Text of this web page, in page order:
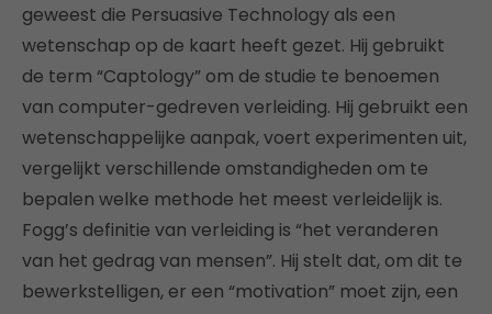
geweest die Persuasive Technology als een
wetenschap op de kaart heeft gezet. Hij gebruikt
de term “Captology” om de studie te benoemen
van computer-gedreven verleiding. Hij gebruikt een
wetenschappelijke aanpak, voert experimenten uit,
vergelijkt verschillende omstandigheden om te
bepalen welke methode het meest verleidelijk is.
Fogg’s definitie van verleiding is “het veranderen
van het gedrag van mensen”. Hij stelt dat, om dit te
bewerkstelligen, er een “motivation” moet zijn, een